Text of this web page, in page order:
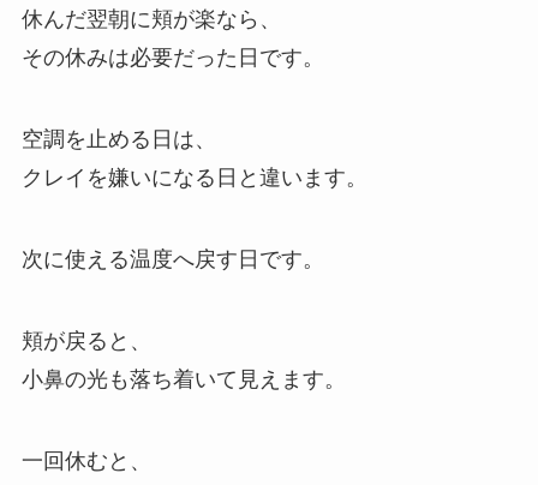
休んだ翌朝に頬が楽なら、
その休みは必要だった日です。
空調を止める日は、
クレイを嫌いになる日と違います。
次に使える温度へ戻す日です。
頬が戻ると、
小鼻の光も落ち着いて見えます。
一回休むと、